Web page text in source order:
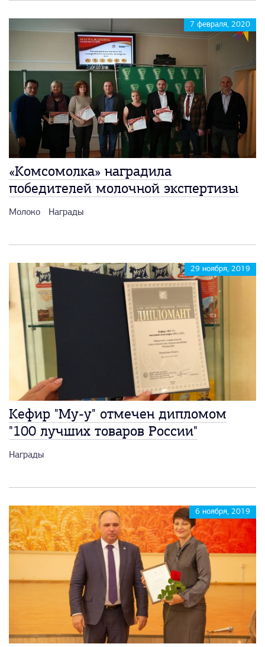
7 февраля, 2020
«Комсомолка» наградила
победителей молочной экспертизы
Молоко Награды
29 ноября, 2019
Кефир "Му-у" отмечен дипломом
"100 лучших товаров России"
Награды
6 ноября, 2019